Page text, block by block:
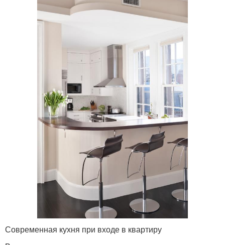
Современная кухня при входе в квартиру